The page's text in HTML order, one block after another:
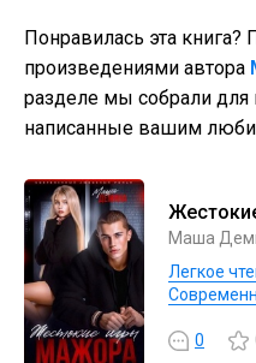
Понравилась эта книга?
произведениями автора
разделе мы собрали для
написанные вашим
Маша
Легкое
0